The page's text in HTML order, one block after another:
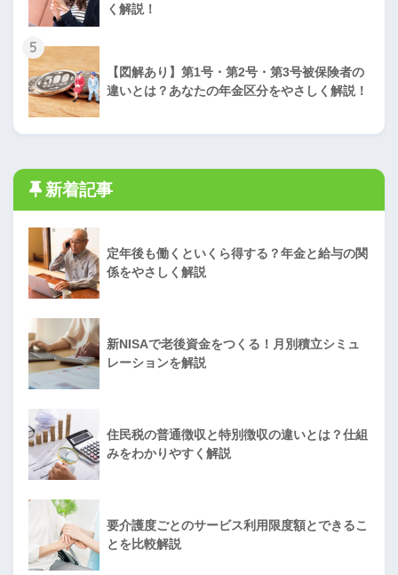
く解説！
5
【図解あり】第1号・第2号・第3号被保険者の
違いとは？あなたの年金区分をやさしく解説！
新着記事
定年後も働くといくら得する？年金と給与の関
係をやさしく解説
新NISAで老後資金をつくる！月別積立シミュ
レーションを解説
住民税の普通徴収と特別徴収の違いとは？仕組
みをわかりやすく解説
要介護度ごとのサービス利用限度額とできるこ
とを比較解説